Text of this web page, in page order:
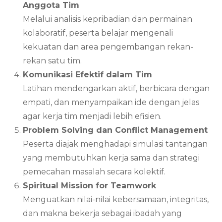
Anggota Tim
Melalui analisis kepribadian dan permainan
kolaboratif, peserta belajar mengenali
kekuatan dan area pengembangan rekan-
rekan satu tim.
Komunikasi Efektif dalam Tim
Latihan mendengarkan aktif, berbicara dengan
empati, dan menyampaikan ide dengan jelas
agar kerja tim menjadi lebih efisien.
Problem Solving dan Conflict Management
Peserta diajak menghadapi simulasi tantangan
yang membutuhkan kerja sama dan strategi
pemecahan masalah secara kolektif.
Spiritual Mission for Teamwork
Menguatkan nilai-nilai kebersamaan, integritas,
dan makna bekerja sebagai ibadah yang